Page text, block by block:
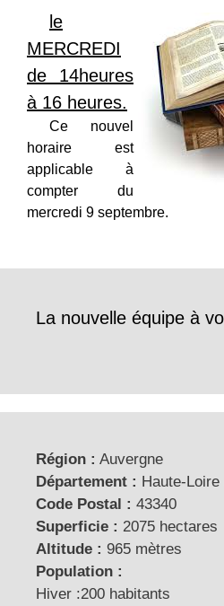
le
MERCREDI
de 14heures
à 16 heures.
Ce nouvel
horaire est
applicable à
compter du
mercredi 9 septembre.
La nouvelle équipe à
Région : Auvergne
Département : Haute-Loire
Code Postal : 43340
Superficie : 2075 hectares
Altitude : 965 mètres
Population :
Hiver :200 habitants